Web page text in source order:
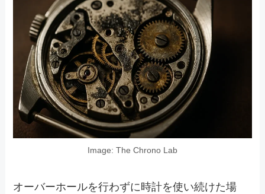
Image: The Chrono Lab
オーバーホールを行わずに時計を使い続けた場